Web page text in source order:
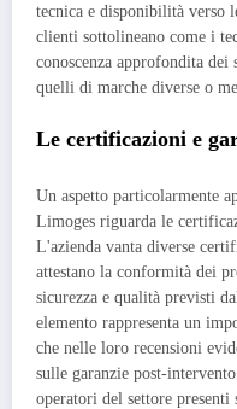
tecnica e disponibilità verso
clienti sottolineano come i
conoscenza approfondita
quelli di marche diverse o
Le certificazioni e
Un aspetto particolarmente
Limoges riguarda le
L'azienda vanta diverse
attestano la conformità dei
sicurezza e qualità previsti
elemento rappresenta un
che nelle loro recensioni
sulle garanzie post-
operatori del settore presenti